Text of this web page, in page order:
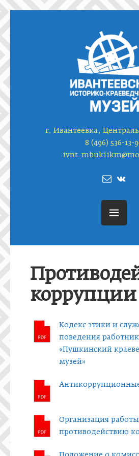
г. Ивантеевка,
8 (496) 536-13-
коррупции
Кодекс этики и
поведения
«Пушкинский
музей»
Организация
противодействию